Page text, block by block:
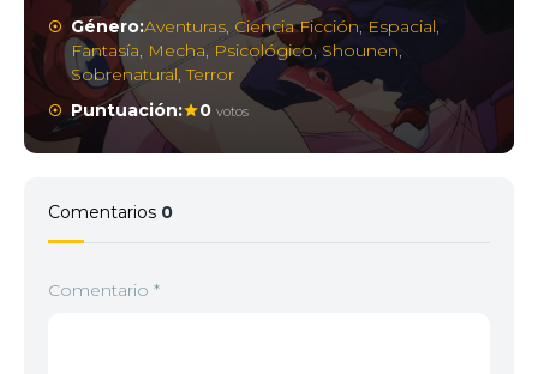
Género:Aventuras, Ciencia Ficción, Espacial,
Fantasía, Mecha, Psicológico,Shounen,
Sobrenatural,Terror
Puntuación:
0 votos
Comentarios 0
Comentario *